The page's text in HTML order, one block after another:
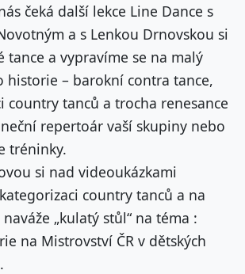
čeká další lekce Line Dance s
a s Lenkou Drnovskou si
tance a vypravíme se na malý
historie – barokní contra tance,
country tanců a trocha renesance
repertoár vaší skupiny nebo
tréninky.
si nad videoukázkami
country tanců a na
„kulatý stůl“ na téma :
na Mistrovství ČR v dětských